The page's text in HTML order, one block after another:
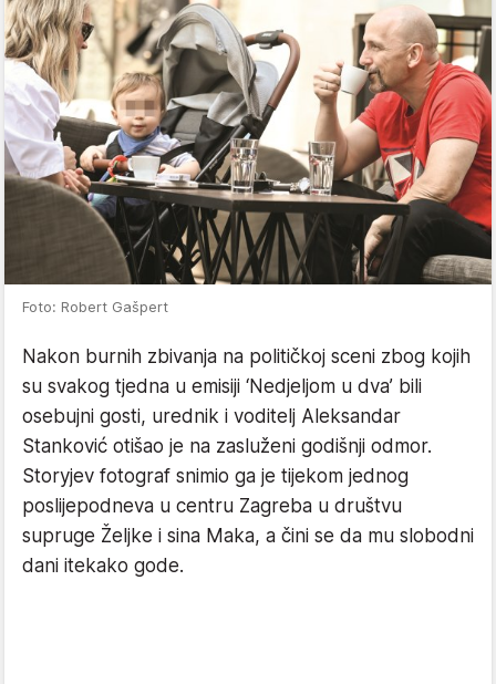
Foto: Robert Gašpert
Nakon burnih zbivanja na političkoj sceni zbog kojih
su svakog tjedna u emisiji ‘Nedjeljom u dva’ bili
osebujni gosti, urednik i voditelj Aleksandar
Stanković otišao je na zasluženi godišnji odmor.
Storyjev fotograf snimio ga je tijekom jednog
poslijepodneva u centru Zagreba u društvu
supruge Željke i sina Maka, a čini se da mu slobodni
dani itekako gode.